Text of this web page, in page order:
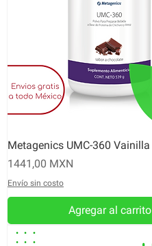
Metagenics UMC-360 Vainilla
Precio
1441,00 MXN
Envío sin costo
Agregar al carrito